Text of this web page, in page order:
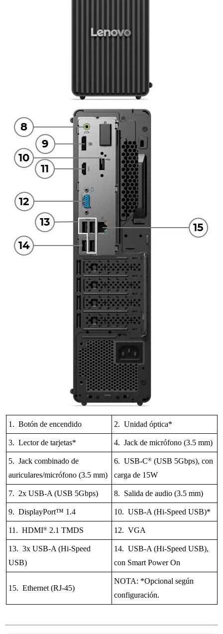
1. Botón de encendido 2. Unidad óptica*
3. Lector de tarjetas* 4. Jack de micrófono (3.5 mm)
5. Jack combinado de
auriculares/micrófono (3.5 mm)
6. USB-C®(USB 5Gbps), con
carga de 15W
7. 2x USB-A (USB 5Gbps) 8. Salida de audio (3.5 mm)
9. DisplayPort™ 1.4 10. USB-A (Hi-Speed USB)*
11. HDMI®2.1 TMDS 12. VGA
13. 3x USB-A (Hi-Speed
USB)
14. USB-A (Hi-Speed USB),
con Smart Power On
15. Ethernet (RJ-45)
NOTA: *Opcional según
configuración.